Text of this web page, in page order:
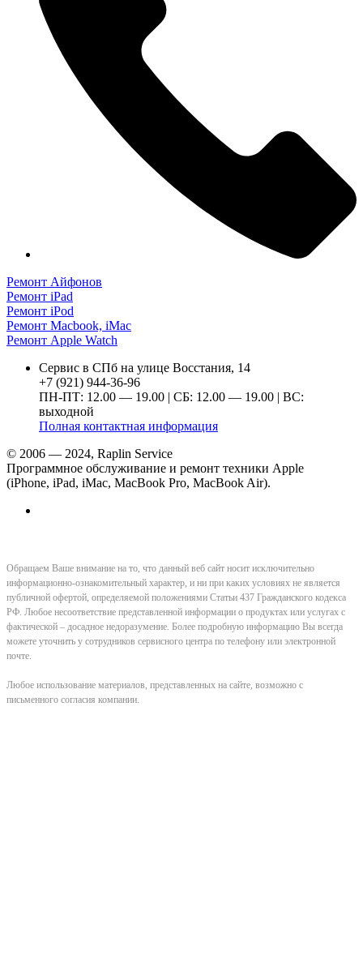
Ремонт Айфонов
Ремонт iPad
Ремонт iPod
Ремонт Macbook, iMac
Ремонт Apple Watch
Сервис в СПб на улице Восстания, 14
+7 (921) 944-36-96
ПН-ПТ: 12.00 — 19.00 | СБ: 12.00 — 19.00 | ВС:
выходной
Полная контактная информация
© 2006 — 2024, Raplin Service
Программное обслуживание и ремонт техники Apple
(iPhone, iPad, iMac, MacBook Pro, MacBook Air).
Обращаем Ваше внимание на то, что данный веб сайт носит исключительно
информационно-ознакомительный характер, и ни при каких условиях не является
публичной офертой, определяемой положениями Статьи 437 Гражданского кодекса
РФ. Любое несоответствие представленной информации о продуктах или услугах с
фактической – досадное недоразумение. Более подробную информацию Вы всегда
можете уточнить у сотрудников сервисного центра по телефону или электронной
почте.
Любое использование материалов, представленных на сайте, возможно с
письменного согласия компании.